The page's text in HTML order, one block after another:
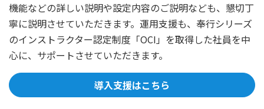
機能などの詳しい説明や設定内容のご説明なども、懇切丁
寧に説明させていただきます。運用支援も、奉行シリーズ
のインストラクター認定制度「OCI」を取得した社員を中
心に、サポートさせていただきます。
導入支援はこちら